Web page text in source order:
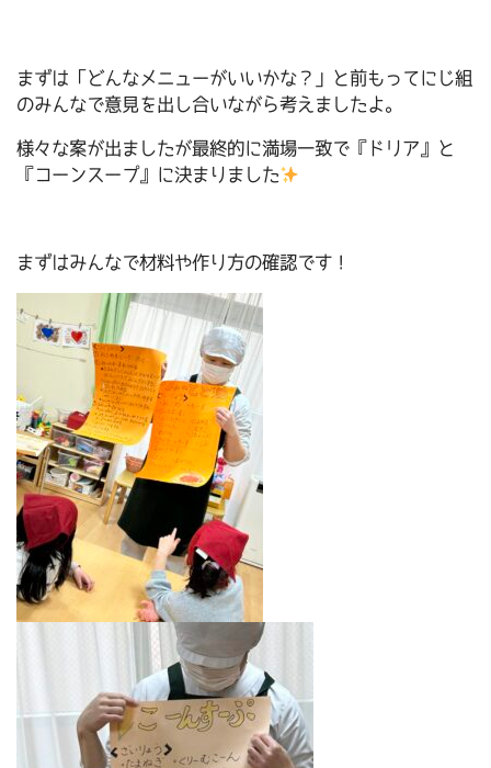
まずは「どんなメニューがいいかな？」と前もってにじ組
のみんなで意見を出し合いながら考えましたよ。
様々な案が出ましたが最終的に満場一致で『ドリア』と
『コーンスープ』に決まりました
まずはみんなで材料や作り方の確認です！